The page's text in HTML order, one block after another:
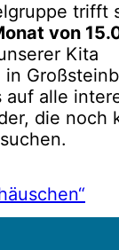
trifft
von
Kita
in
auf alle
die noch